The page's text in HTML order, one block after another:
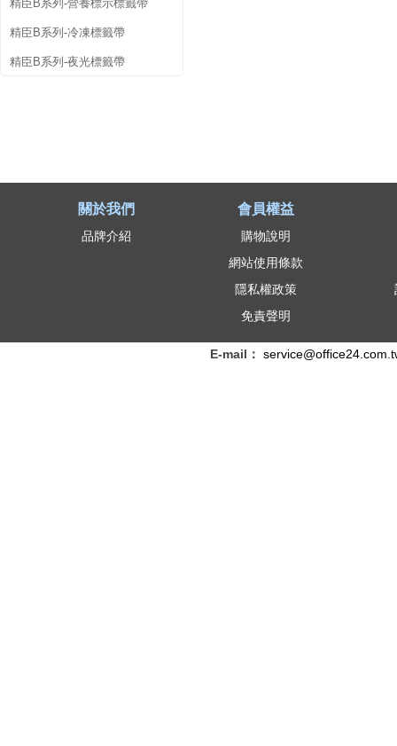
精臣B系列-營養標示標籤帶
精臣B系列-冷凍標籤帶
精臣B系列-夜光標籤帶
關於我們
品牌介紹
會員權益
購物說明
網站使用條款
隱私權政策
免責聲明
E-mail：